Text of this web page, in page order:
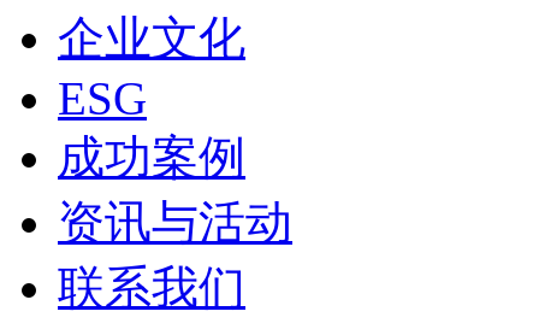
企业文化
ESG
成功案例
资讯与活动
联系我们